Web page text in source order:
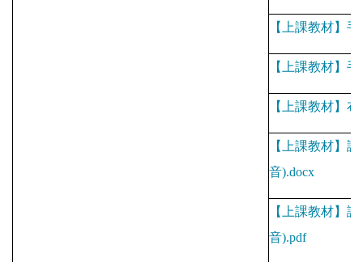
【上課教材】
【上課教材】
【上課教材】
【上課教材】
音).docx
【上課教材】
音).pdf